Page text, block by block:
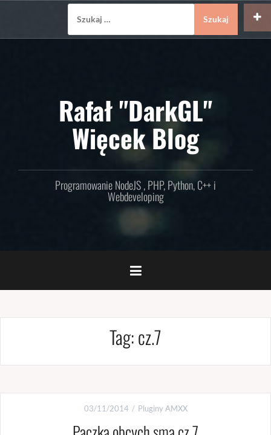
Rafał "DarkGL"
Więcek Blog
Programowanie NodeJS , PHP, Python, C++ i
Webdeveloping
Tag:cz.7
03/11/2014 Pluginy AMXX